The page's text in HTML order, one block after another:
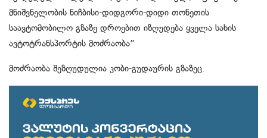
მნიშვნელობის ნიჩბისი-დიდგორი-დიდი თონეთის
საავტომობილო გზაზე დროებით იზღუდება ყველა სახის
ავტოტრანსპორტის მოძრაობა”
მოძრაობა შეზღუდულია კობი-გუდაურის გზაზეც.